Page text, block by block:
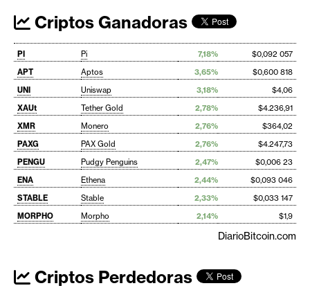
Criptos Ganadoras
PI Pi 7,18%
$0,092 057
APT
Aptos 3,65%
$0,600 818
UNI
Uniswap 3,18%
$4,06
XAUt
Tether Gold 2,78%
$4.236,91
XMR
Monero 2,76%
$364,02
PAXG
PAX Gold 2,76%
$4.247,73
PENGU
Pudgy Penguins 2,47%
$0,006 23
ENA
Ethena 2,44%
$0,093 046
STABLE
Stable 2,33%
$0,033 147
MORPHO
Morpho 2,14% $1,9
DiarioBitcoin.com
Criptos Perdedoras